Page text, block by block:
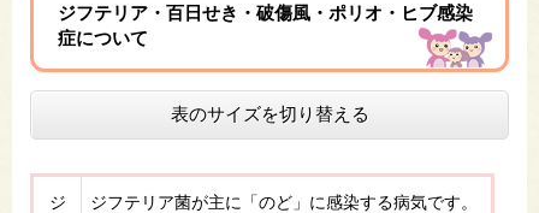
ジフテリア・百日せき・破傷風・ポリオ・ヒブ感染
症について
表のサイズを切り替える
ジ
ジフテリア菌が主に「のど」に感染する病気です。